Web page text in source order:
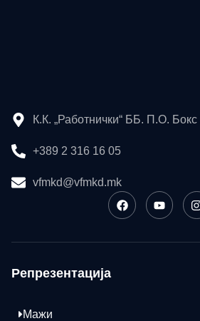
К.К. „Работнички“ ББ. П.О.
+389 2 316 16 05
vfmkd@vfmkd.mk
Репрезентација
Мажи